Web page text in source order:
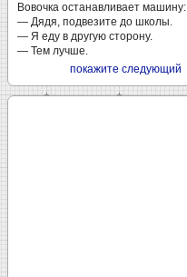
Вовочка останавливает машину:
— Дядя, подвезите до школы.
— Я еду в другую сторону.
— Тем лучше.
покажите следующий